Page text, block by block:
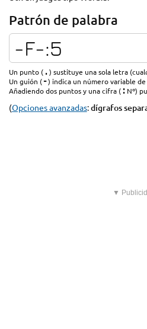
Patrón de palabra
Un punto (.) sustituye una sola letra
Un guión (-) indica un número variable
Añadiendo dos puntos y una cifra (: Nº)
(Opciones avanzadas:dígrafos
▼